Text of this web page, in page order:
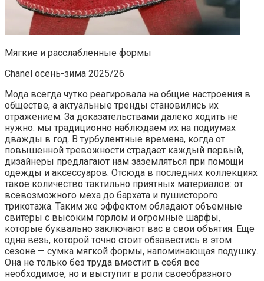
Мягкие и расслабленные формы
Chanel осень-зима 2025/26
Мода всегда чутко реагировала на общие настроения в
обществе, а актуальные тренды становились их
отражением. За доказательствами далеко ходить не
нужно: мы традиционно наблюдаем их на подиумах
дважды в год. В турбулентные времена, когда от
повышенной тревожности страдает каждый первый,
дизайнеры предлагают нам заземляться при помощи
одежды и аксессуаров. Отсюда в последних коллекциях
такое количество тактильно приятных материалов: от
всевозможного меха до бархата и пушисторого
трикотажа. Таким же эффектом обладают объемные
свитеры с высоким горлом и огромные шарфы,
которые буквально заключают вас в свои объятия. Еще
одна везь, которой точно стоит обзавестись в этом
сезоне — сумка мягкой формы, напоминающая подушку.
Она не только без труда вместит в себя все
необходимое, но и выступит в роли своеобразного